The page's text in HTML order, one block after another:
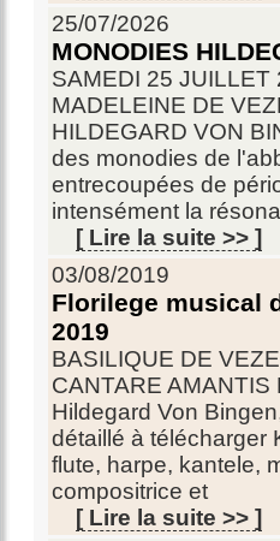
25/07/2026
MONODIES
SAMEDI 25 JUILLET
MADELEINE DE
HILDEGARD VON
des monodies de
entrecoupées de
intensément la
[ Lire la suite >> ]
03/08/2019
Florilege musical
2019
BASILIQUE DE
CANTARE
Hildegard Von
détaillé à télécharger
flute, harpe, kantele,
compositrice et
[ Lire la suite >> ]